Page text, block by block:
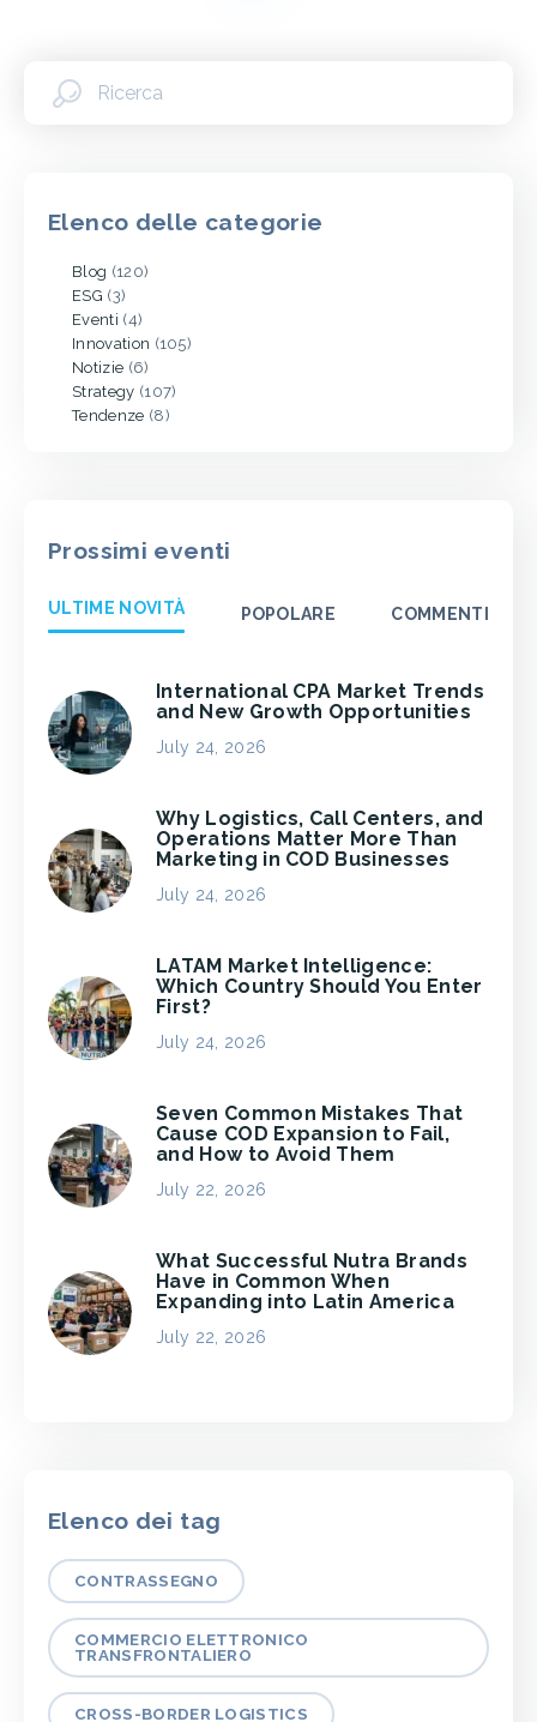
Elenco delle categorie
Blog (120)
ESG (3)
Eventi (4)
Innovation (105)
Notizie (6)
Strategy (107)
Tendenze (8)
Prossimi eventi
ULTIME NOVITÀ POPOLARE COMMENTI
International CPA Market Trends
and New Growth Opportunities
July 24, 2026
Why Logistics, Call Centers, and
Operations Matter More Than
Marketing in COD Businesses
July 24, 2026
LATAM Market Intelligence:
Which Country Should You Enter
First?
July 24, 2026
Seven Common Mistakes That
Cause COD Expansion to Fail,
and How to Avoid Them
July 22, 2026
What Successful Nutra Brands
Have in Common When
Expanding into Latin America
July 22, 2026
Elenco dei tag
CONTRASSEGNO
COMMERCIO ELETTRONICO
TRANSFRONTALIERO
CROSS-BORDER LOGISTICS